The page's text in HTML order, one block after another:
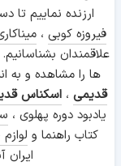
ارزنده نماییم
فیروزه کوبی ،
علاقمندان
ها را مشاهده و به
قدیمی ، اسکناس
یادبود دوره پهلوی ،
کتاب راهنما و